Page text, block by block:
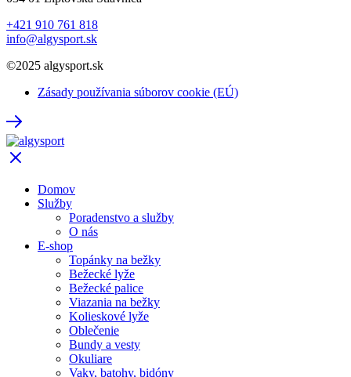
+421 910 761 818
info@algysport.sk
©2025 algysport.sk
Zásady používania súborov cookie (EÚ)
Domov
Služby
Poradenstvo a služby
O nás
E-shop
Topánky na bežky
Bežecké lyže
Bežecké palice
Viazania na bežky
Kolieskové lyže
Oblečenie
Bundy a vesty
Okuliare
Vaky, batohy, bidóny